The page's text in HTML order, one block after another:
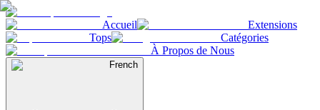
Accueil
Extensions
Tops
Catégories
À Propos de Nous
French